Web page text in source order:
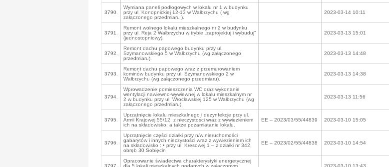
3790.
Wymiana paneli podłogowych w lokalu nr 1 w budynku
przy ul. Konopnickiej 12-13 w Wałbrzychu ( wg
załączonego przedmiaru ).
2023-03-14 10:11
3791.
Remont wolnego lokalu mieszkalnego nr 2 w budynku
przy ul. Reja 2 Wałbrzychu w trybie „zaprojektuj i wybuduj”
(jednostopniowy).
2023-03-13 15:01
3792.
Remont dachu papowego budynku przy ul.
Szymanowskiego 5 w Wałbrzychu (wg załączonego
przedmiaru).
2023-03-13 14:48
3793.
Remont dachu papowego wraz z przemurowaniem
kominów budynku przy ul. Szymanowskiego 2 w
Wałbrzychu (wg załączonego przedmiaru).
2023-03-13 14:38
3794.
Wprowadzenie pomieszczenia WC oraz wykonanie
wentylacji nawiewno-wywiewnej w lokalu mieszkalnym nr
2 w budynku przy ul. Wrocławskiej 125 w Wałbrzychu (wg
załączonego przedmiaru).
2023-03-13 11:56
3795.
Uprzątnięcie lokalu mieszkalnego i dezynfekcje przy ul.
Armii Krajowej 55/12, z nieczystości wraz z wywiezieniem
ich na składowisko, a także pozamiatanie lokalu.
EE – 2023/03/55/44839 2023-03-10 15:05
3796.
Uprzątnięcie części działki przy n/w nieruchomości
gabarytów i innych nieczystości wraz z wywiezieniem ich
na składowisko : • przy ul. Kresowej 1 – z działki nr 342,
obręb 30 Sobięcin
EE – 2023/02/55/44838 2023-03-10 14:54
3797.
Opracowanie świadectwa charakterystyki energetycznej
dla 5 lokali mieszkalnych podanych w załączonym
2023-03-10 13:43